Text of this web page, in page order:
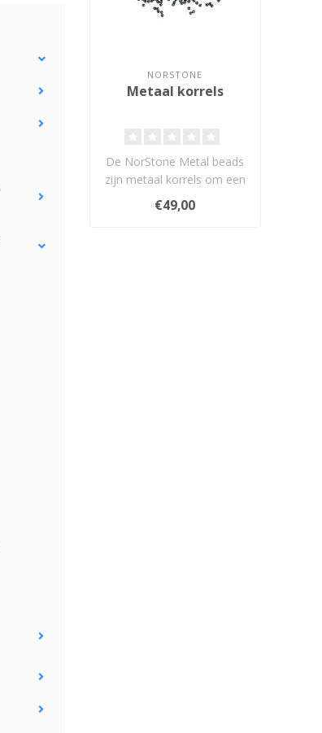
NORSTONE
Metaal korrels
De NorStone Metal beads
zijn metaal korrels om een
luidsprekerstand of
audiomeub..
€49,00